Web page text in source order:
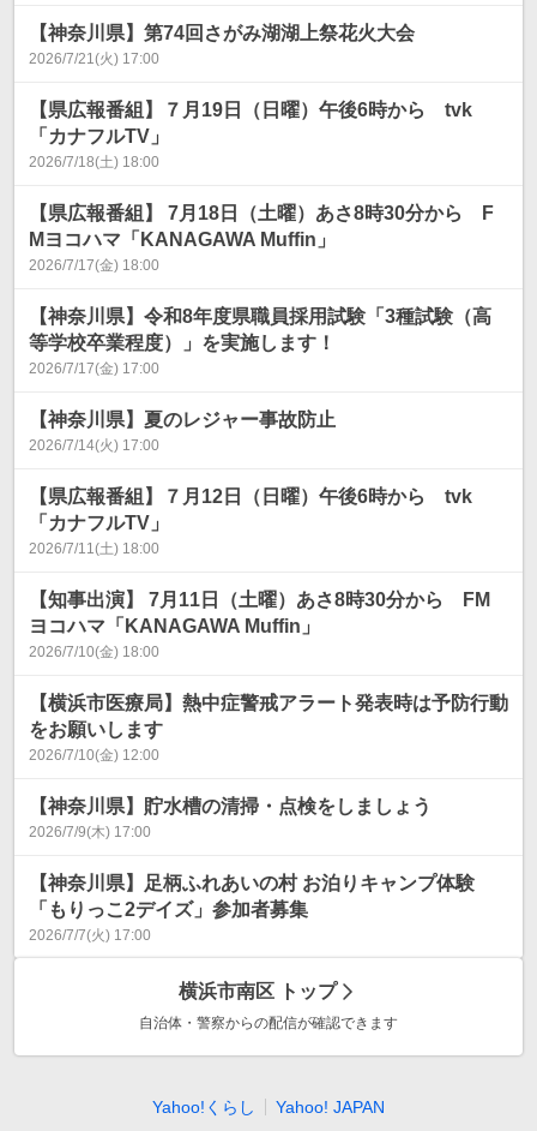
【神奈川県】第74回さがみ湖湖上祭花火大会
2026/7/21(火) 17:00
【県広報番組】７月19日（日曜）午後6時から tvk
「カナフルTV」
2026/7/18(土) 18:00
【県広報番組】 7月18日（土曜）あさ8時30分から F
Mヨコハマ「KANAGAWA Muffin」
2026/7/17(金) 18:00
【神奈川県】令和8年度県職員採用試験「3種試験（高
等学校卒業程度）」を実施します！
2026/7/17(金) 17:00
【神奈川県】夏のレジャー事故防止
2026/7/14(火) 17:00
【県広報番組】７月12日（日曜）午後6時から tvk
「カナフルTV」
2026/7/11(土) 18:00
【知事出演】 7月11日（土曜）あさ8時30分から FM
ヨコハマ「KANAGAWA Muffin」
2026/7/10(金) 18:00
【横浜市医療局】熱中症警戒アラート発表時は予防行動
をお願いします
2026/7/10(金) 12:00
【神奈川県】貯水槽の清掃・点検をしましょう
2026/7/9(木) 17:00
【神奈川県】足柄ふれあいの村 お泊りキャンプ体験
「もりっこ2デイズ」参加者募集
2026/7/7(火) 17:00
横浜市南区 トップ
自治体・警察からの配信が確認できます
Yahoo!くらし Yahoo! JAPAN